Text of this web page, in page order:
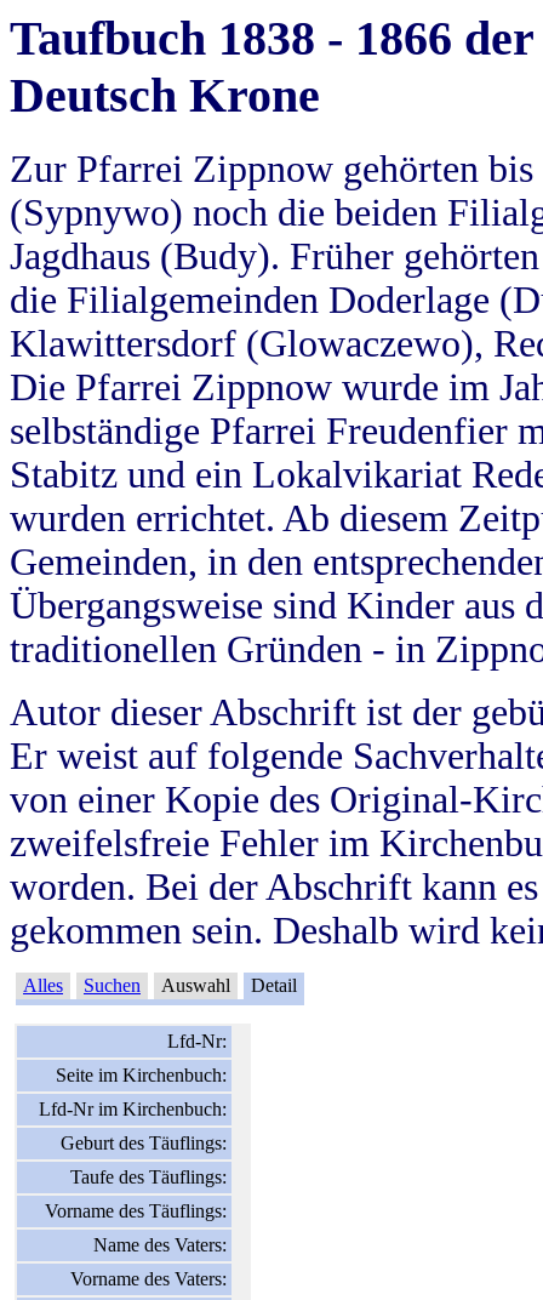
Taufbuch 1838 - 1866
Deutsch Krone
Zur Pfarrei Zippnow gehörten
(Sypnywo) noch die beiden
Jagdhaus (Budy). Früher
die Filialgemeinden Doderlage
Klawittersdorf (Glowaczewo),
Die Pfarrei Zippnow wurde im
selbständige Pfarrei Freudenfier
Stabitz und ein Lokalvikariat
wurden errichtet. Ab diesem
Gemeinden, in den
Übergangsweise sind Kinder aus
traditionellen Gründen - in
Autor dieser Abschrift ist der
Er weist auf folgende
von einer Kopie des Original-
zweifelsfreie Fehler im
worden. Bei der Abschrift kann
gekommen sein. Deshalb wird
Alles Suchen Auswahl Detail
Lfd-Nr:
Seite im Kirchenbuch:
Lfd-Nr im Kirchenbuch:
Geburt des Täuflings:
Taufe des Täuflings:
Vorname des Täuflings:
Name des Vaters:
Vorname des Vaters: